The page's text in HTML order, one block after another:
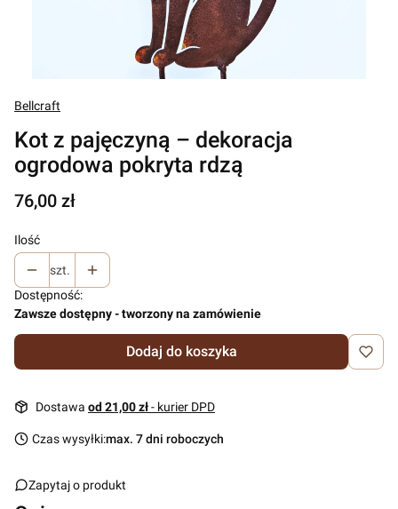
Bellcraft
Kot z pajęczyną – dekoracja
ogrodowa pokryta rdzą
Cena
76,00 zł
Ilość
szt.
Dostępność:
Zawsze dostępny - tworzony na zamówienie
Dodaj do koszyka
Dostawa od 21,00 zł- kurier DPD
Czas wysyłki:max. 7 dni roboczych
Zapytaj o produkt